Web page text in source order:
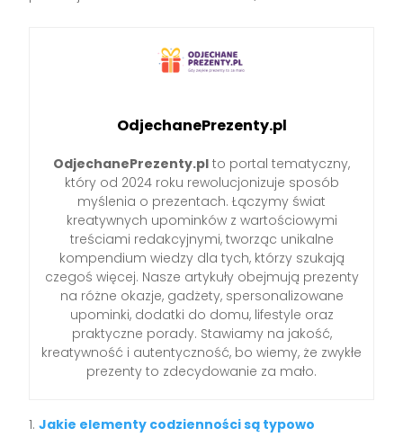
OdjechanePrezenty.pl
OdjechanePrezenty.pl to portal tematyczny,
który od 2024 roku rewolucjonizuje sposób
myślenia o prezentach. Łączymy świat
kreatywnych upominków z wartościowymi
treściami redakcyjnymi, tworząc unikalne
kompendium wiedzy dla tych, którzy szukają
czegoś więcej. Nasze artykuły obejmują prezenty
na różne okazje, gadżety, spersonalizowane
upominki, dodatki do domu, lifestyle oraz
praktyczne porady. Stawiamy na jakość,
kreatywność i autentyczność, bo wiemy, że zwykłe
prezenty to zdecydowanie za mało.
Jakie elementy codzienności są typowo